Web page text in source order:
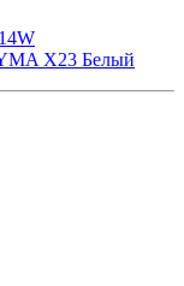
X23 Белый